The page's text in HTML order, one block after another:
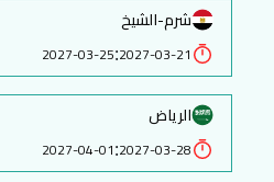
شرم-الشيخ
2027-03-21
:
2027-03-25
الرياض
2027-03-28
:
2027-04-01